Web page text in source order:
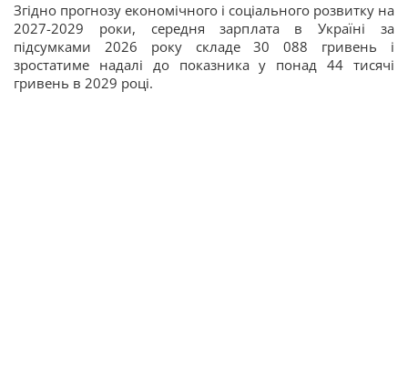
Згідно прогнозу економічного і соціального розвитку на
2027-2029 роки, середня зарплата в Україні за
підсумками 2026 року складе 30 088 гривень і
зростатиме надалі до показника у понад 44 тисячі
гривень в 2029 році.